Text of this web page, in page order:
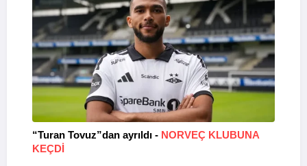
“Turan Tovuz”dan ayrıldı - NORVEÇ KLUBUNA
KEÇDİ